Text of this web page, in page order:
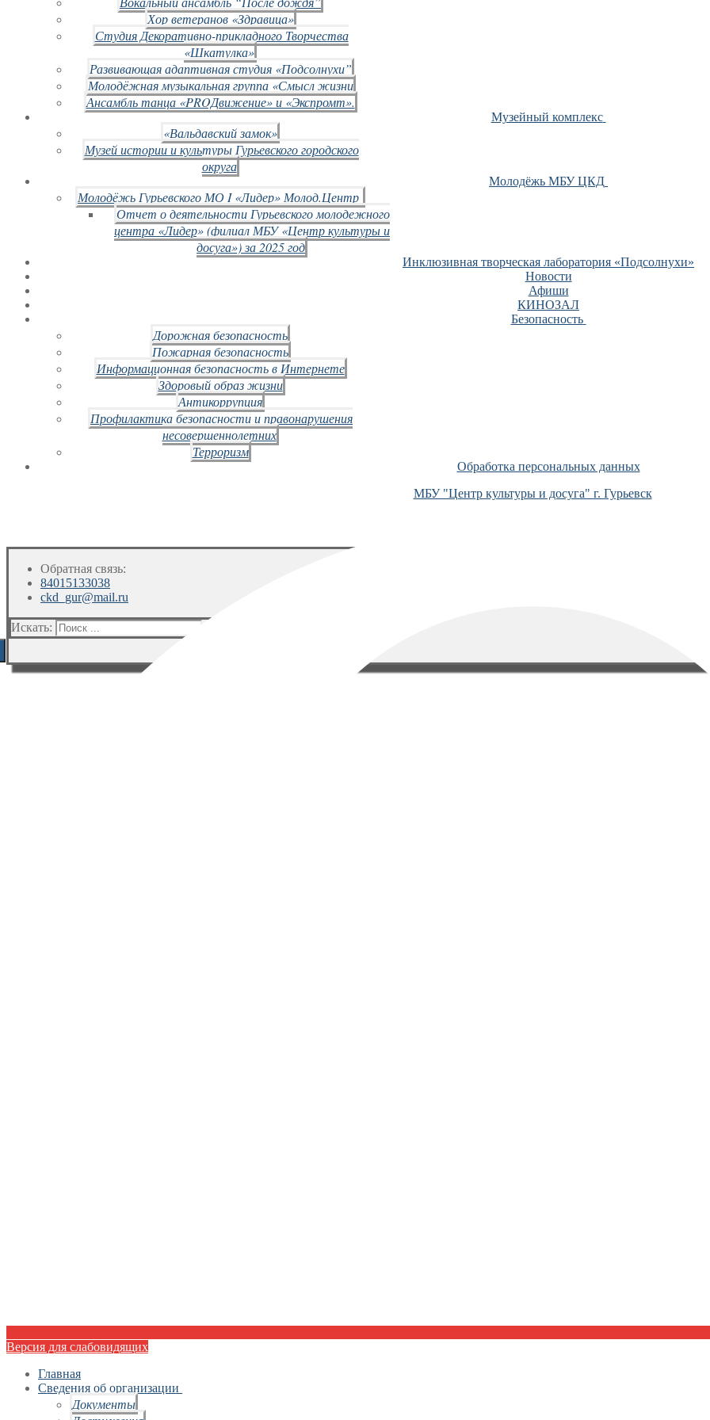
Хор ветеранов «Здравица»
Студия Декоративно-прикладного Творчества
«Шкатулка»
Развивающая адаптивная студия «Подсолнухи”
Молодёжная музыкальная группа «Смысл жизни
Ансамбль танца «PROДвижение» и «Экспромт».
Музейный комплекс
«Вальдавский замок»
Музей истории и культуры Гурьевского городского
округа
Молодёжь МБУ ЦКД
Молодёжь Гурьевского МО I «Лидер» Молод.Центр
Отчет о деятельности Гурьевского молодежного
центра «Лидер» (филиал МБУ «Центр культуры и
досуга») за 2025 год
Инклюзивная творческая лаборатория «Подсолнухи»
Новости
Афиши
КИНОЗАЛ
Безопасность
Дорожная безопасность
Пожарная безопасность
Информационная безопасность в Интернете
Здоровый образ жизни
Антикоррупция
Профилактика безопасности и правонарушения
несовершеннолетних
Терроризм
Обработка персональных данных
МБУ "Центр культуры и досуга" г. Гурьевск
Обратная связь:
84015133038
ckd_gur@mail.ru
Искать:
Версия для слабовидящих
Главная
Сведения об организации
Документы